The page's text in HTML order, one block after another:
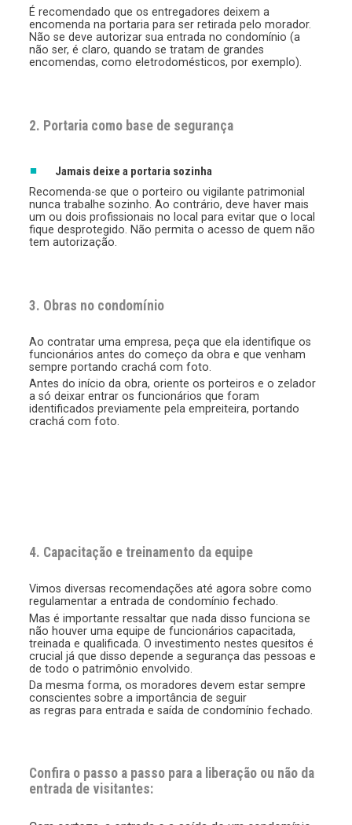
É recomendado que os entregadores deixem a
encomenda na portaria para ser retirada pelo morador.
Não se deve autorizar sua entrada no condomínio (a
não ser, é claro, quando se tratam de grandes
encomendas, como eletrodomésticos, por exemplo).
2. Portaria como base de segurança
Jamais deixe a portaria sozinha
Recomenda-se que o porteiro ou vigilante patrimonial
nunca trabalhe sozinho. Ao contrário, deve haver mais
um ou dois profissionais no local para evitar que o local
fique desprotegido. Não permita o acesso de quem não
tem autorização.
3. Obras no condomínio
Ao contratar uma empresa, peça que ela identifique os
funcionários antes do começo da obra e que venham
sempre portando crachá com foto.
Antes do início da obra, oriente os porteiros e o zelador
a só deixar entrar os funcionários que foram
identificados previamente pela empreiteira, portando
crachá com foto.
4. Capacitação e treinamento da equipe
Vimos diversas recomendações até agora sobre como
regulamentar a entrada de condomínio fechado.
Mas é importante ressaltar que nada disso funciona se
não houver uma equipe de funcionários capacitada,
treinada e qualificada. O investimento nestes quesitos é
crucial já que disso depende a segurança das pessoas e
de todo o patrimônio envolvido.
Da mesma forma, os moradores devem estar sempre
conscientes sobre a importância de seguir
as regras para entrada e saída de condomínio fechado.
Confira o passo a passo para a liberação ou não da
entrada de visitantes: